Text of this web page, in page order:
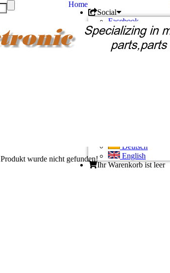
Social
Facebook
Twitter
Google +
Pinterest
Deutsch
English
Ihr Warenkorb ist leer
Home
Produkt wurde nicht gefunden!